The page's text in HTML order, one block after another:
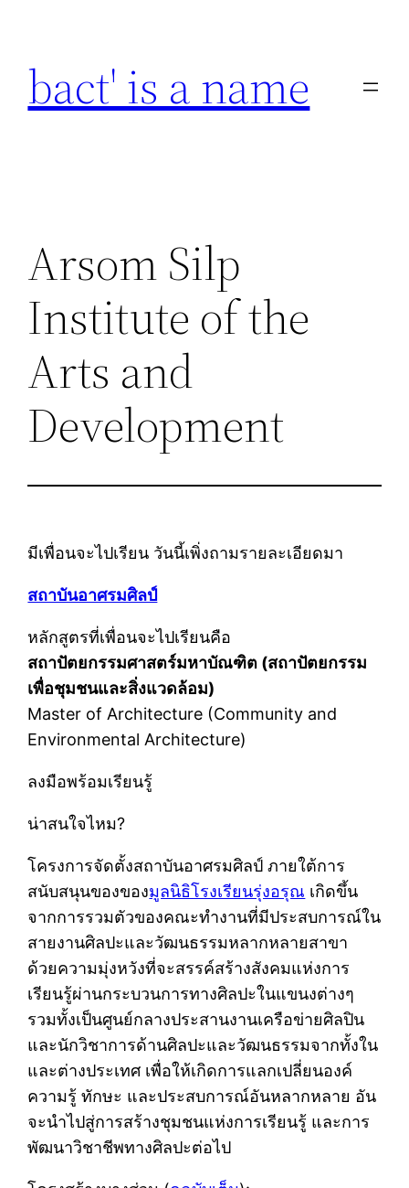
content
bact' is a name
Arsom Silp
Institute of the
Arts and
Development
มีเพื่อนจะไปเรียน วันนี้เพิ่งถามรายละเอียดมา
สถาบันอาศรมศิลป์
หลักสูตรที่เพื่อนจะไปเรียนคือ
สถาปัตยกรรมศาสตร์มหาบัณฑิต (สถาปัตยกรรม
เพื่อชุมชนและสิ่งแวดล้อม)
Master of Architecture (Community and
Environmental Architecture)
ลงมือพร้อมเรียนรู้
น่าสนใจไหม?
โครงการจัดตั้งสถาบันอาศรมศิลป์ ภายใต้การ
สนับสนุนของของมูลนิธิโรงเรียนรุ่งอรุณ เกิดขึ้น
จากการรวมตัวของคณะทำงานที่มีประสบการณ์ใน
สายงานศิลปะและวัฒนธรรมหลากหลายสาขา
ด้วยความมุ่งหวังที่จะสรรค์สร้างสังคมแห่งการ
เรียนรู้ผ่านกระบวนการทางศิลปะในแขนงต่างๆ
รวมทั้งเป็นศูนย์กลางประสานงานเครือข่ายศิลปิน
และนักวิชาการด้านศิลปะและวัฒนธรรมจากทั้งใน
และต่างประเทศ เพื่อให้เกิดการแลกเปลี่ยนองค์
ความรู้ ทักษะ และประสบการณ์อันหลากหลาย อัน
จะนำไปสู่การสร้างชุมชนแห่งการเรียนรู้ และการ
พัฒนาวิชาชีพทางศิลปะต่อไป